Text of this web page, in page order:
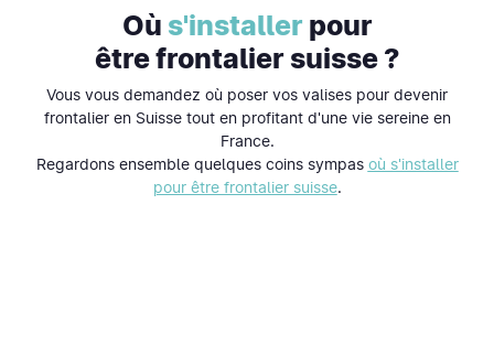
Où s'installer pour
être frontalier suisse ?
Vous vous demandez où poser vos valises pour devenir
frontalier en Suisse tout en profitant d'une vie sereine en
France.
Regardons ensemble quelques coins sympas où s'installer
pour être frontalier suisse.